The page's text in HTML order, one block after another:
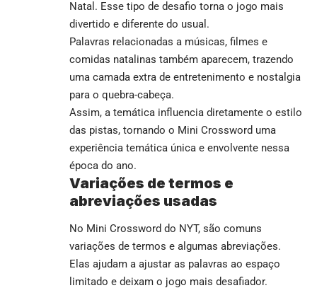
Natal. Esse tipo de desafio torna o jogo mais
divertido e diferente do usual.
Palavras relacionadas a músicas, filmes e
comidas natalinas também aparecem, trazendo
uma camada extra de entretenimento e nostalgia
para o quebra-cabeça.
Assim, a temática influencia diretamente o estilo
das pistas, tornando o Mini Crossword uma
experiência temática única e envolvente nessa
época do ano.
Variações de termos e
abreviações usadas
No Mini Crossword do NYT, são comuns
variações de termos e algumas abreviações.
Elas ajudam a ajustar as palavras ao espaço
limitado e deixam o jogo mais desafiador.